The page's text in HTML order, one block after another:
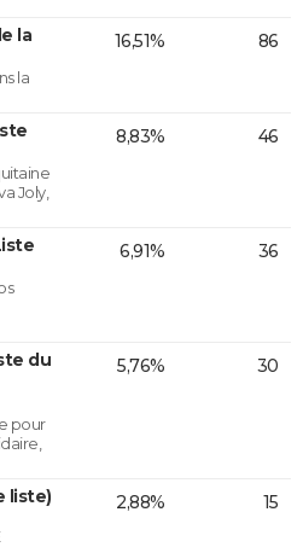
la
la
16,51% 86
Joly,
8,83% 46
6,91% 36
du
pour
5,76% 30
liste) 2,88% 15